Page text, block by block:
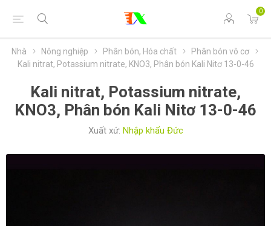
0
Nhà Nông nghiệp Phân bón, Hóa chất
Phân bón vô cơ
Kali nitrat, Potassium nitrate, KNO3, Phân bón Kali Nitơ 13-0-46
Kali nitrat, Potassium nitrate,
KNO3, Phân bón Kali Nitơ 13-0-46
Xuất xứ: Nhập khẩu Đức